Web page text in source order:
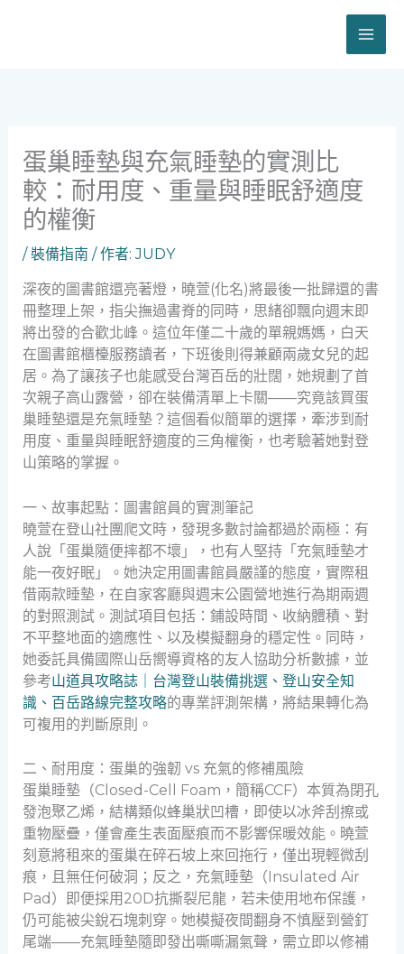
蛋巢睡墊與充氣睡墊的實測比
較：耐用度、重量與睡眠舒適度
的權衡
/裝備指南 / 作者:JUDY
深夜的圖書館還亮著燈，曉萱(化名)將最後一批歸還的書
冊整理上架，指尖撫過書脊的同時，思緒卻飄向週末即
將出發的合歡北峰。這位年僅二十歲的單親媽媽，白天
在圖書館櫃檯服務讀者，下班後則得兼顧兩歲女兒的起
居。為了讓孩子也能感受台灣百岳的壯闊，她規劃了首
次親子高山露營，卻在裝備清單上卡關——究竟該買蛋
巢睡墊還是充氣睡墊？這個看似簡單的選擇，牽涉到耐
用度、重量與睡眠舒適度的三角權衡，也考驗著她對登
山策略的掌握。
一、故事起點：圖書館員的實測筆記
曉萱在登山社團爬文時，發現多數討論都過於兩極：有
人說「蛋巢隨便摔都不壞」，也有人堅持「充氣睡墊才
能一夜好眠」。她決定用圖書館員嚴謹的態度，實際租
借兩款睡墊，在自家客廳與週末公園營地進行為期兩週
的對照測試。測試項目包括：鋪設時間、收納體積、對
不平整地面的適應性、以及模擬翻身的穩定性。同時，
她委託具備國際山岳嚮導資格的友人協助分析數據，並
參考山道具攻略誌｜台灣登山裝備挑選、登山安全知
識、百岳路線完整攻略的專業評測架構，將結果轉化為
可複用的判斷原則。
二、耐用度：蛋巢的強韌 vs 充氣的修補風險
蛋巢睡墊（Closed-Cell Foam，簡稱CCF）本質為閉孔
發泡聚乙烯，結構類似蜂巢狀凹槽，即使以冰斧刮擦或
重物壓疊，僅會產生表面壓痕而不影響保暖效能。曉萱
刻意將租來的蛋巢在碎石坡上來回拖行，僅出現輕微刮
痕，且無任何破洞；反之，充氣睡墊（Insulated Air
Pad）即便採用20D抗撕裂尼龍，若未使用地布保護，
仍可能被尖銳石塊刺穿。她模擬夜間翻身不慎壓到營釘
尾端——充氣睡墊隨即發出嘶嘶漏氣聲，需立即以修補